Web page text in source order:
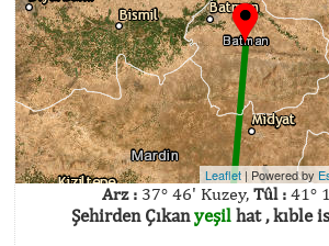
Leaflet | Powered by
Arz :37° 46' Kuzey, Tûl :41°
Şehirden Çıkanyeşilhat , kıble